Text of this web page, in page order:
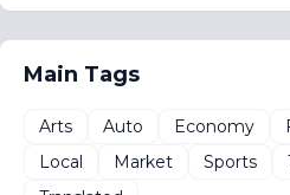
Main Tags
Arts Auto Economy
Local
Market Sports